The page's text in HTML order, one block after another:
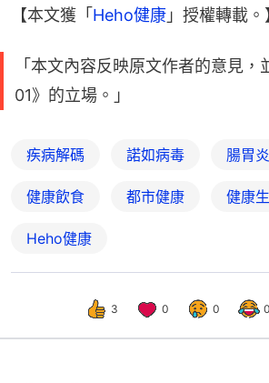
【本文獲「 Heho健康 」授權轉載。
「本文內容反映原文作者的意見，
01》的立場。」
疾病解碼 諾如病毒 腸胃炎
健康飲食 都市健康 健康
Heho健康
3 0 0 0